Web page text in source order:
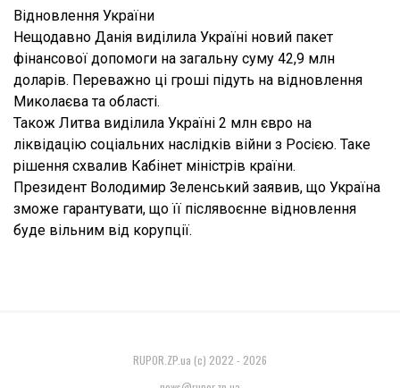
Відновлення України
Нещодавно Данія виділила Україні новий пакет
фінансової допомоги на загальну суму 42,9 млн
доларів. Переважно ці гроші підуть на відновлення
Миколаєва та області.
Також Литва виділила Україні 2 млн євро на
ліквідацію соціальних наслідків війни з Росією. Таке
рішення схвалив Кабінет міністрів країни.
Президент Володимир Зеленський заявив, що Україна
зможе гарантувати, що її післявоєнне відновлення
буде вільним від корупції.
RUPOR.ZP.ua (c) 2022 - 2026